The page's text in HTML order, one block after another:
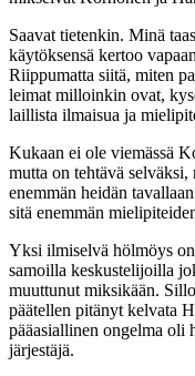
Saavat tietenkin. Minä
käytöksensä kertoo
Riippumatta siitä, miten
leimat milloinkin ovat,
laillista ilmaisua ja
Kukaan ei ole viemässä
mutta on tehtävä
enemmän heidän
sitä enemmän
Yksi ilmiselvä hölmöys
samoilla keskustelijoilla
muuttunut miksikään.
päätellen pitänyt kelvata
pääasiallinen ongelma oli
järjestäjä.